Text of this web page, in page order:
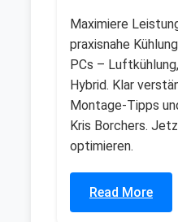
Maximiere
praxisnahe
PCs –
Hybrid. Klar
Montage-Tipps
Kris Borchers.
optimieren.
Read More